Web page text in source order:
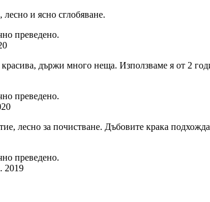
и ясно сглобяване.
преведено.
държи много неща. Използваме я от 2
преведено.
лесно за почистване. Дъбовите крака
преведено.
2019